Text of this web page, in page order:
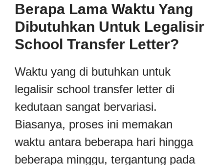
Berapa Lama Waktu Yang
Dibutuhkan Untuk Legalisir
School Transfer Letter?
Waktu yang di butuhkan untuk
legalisir school transfer letter di
kedutaan sangat bervariasi.
Biasanya, proses ini memakan
waktu antara beberapa hari hingga
beberapa minggu, tergantung pada